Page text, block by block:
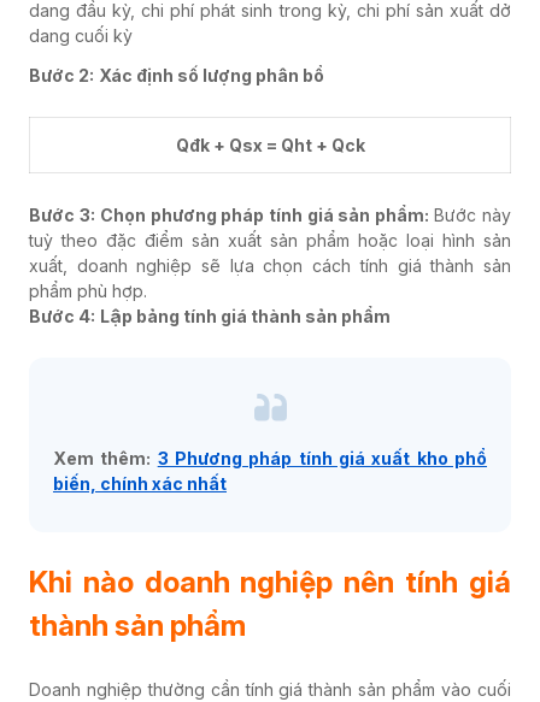
dang đầu kỳ, chi phí phát sinh trong kỳ, chi phí sản xuất dở
dang cuối kỳ
Bước 2: Xác định số lượng phân bổ
Qđk + Qsx = Qht + Qck
Bước 3: Chọn phương pháp tính giá sản phẩm: Bước này
tuỳ theo đặc điểm sản xuất sản phẩm hoặc loại hình sản
xuất, doanh nghiệp sẽ lựa chọn cách tính giá thành sản
phẩm phù hợp.
Bước 4: Lập bảng tính giá thành sản phẩm
Xem thêm: 3 Phương pháp tính giá xuất kho phổ
biến, chính xác nhất
Khi nào doanh nghiệp nên tính giá
thành sản phẩm
Doanh nghiệp thường cần tính giá thành sản phẩm vào cuối